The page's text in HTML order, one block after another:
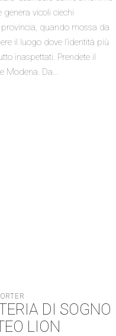
vicoli ciechi
quando mossa da
il luogo dove l’identità più
inaspettati. Prendete il
Modena. Da…
DI SOGNO
LION